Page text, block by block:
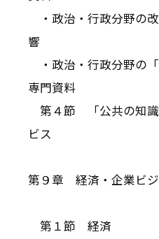
・政治・行政分野の
響
・政治・行政分野の
専門資料
第４節 「公共の知識
ビス
第９章 経済・企業ビ
第１節 経済